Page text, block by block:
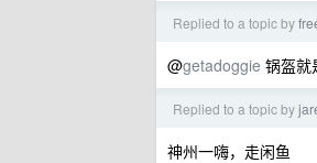
Replied to a topic by
@getadoggie 锅盔就
Replied to a topic by
神州一嗨，走闲鱼